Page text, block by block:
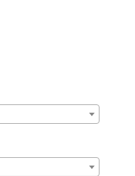
to
our
main